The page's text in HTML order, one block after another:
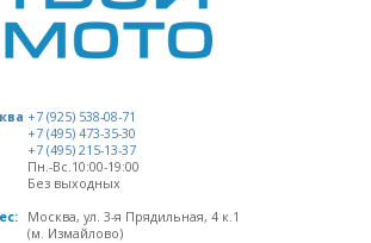
+7 (925) 538-08-71
+7 (495) 473-35-30
+7 (495) 215-13-37
Пн.-Вс.10:00-19:00
Без выходных
Москва, ул. 3-я Прядильная, 4 к.1
(м. Измайлово)